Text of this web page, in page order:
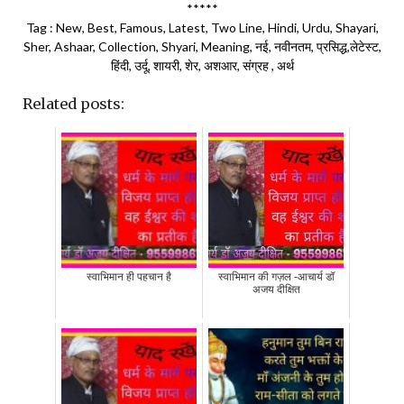
*****
Tag : New, Best, Famous, Latest, Two Line, Hindi, Urdu, Shayari,
Sher, Ashaar, Collection, Shyari, Meaning, नई, नवीनतम, प्रसिद्ध,लेटेस्ट,
हिंदी, उर्दू, शायरी, शेर, अशआर, संग्रह , अर्थ
Related posts:
स्वाभिमान ही पहचान है
स्वाभिमान की गज़ल -आचार्य डॉ
अजय दीक्षित